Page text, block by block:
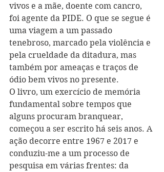
vivos e a mãe, doente com cancro,
foi agente da PIDE. O que se segue é
uma viagem a um passado
tenebroso, marcado pela violência e
pela crueldade da ditadura, mas
também por ameaças e traços de
ódio bem vivos no presente.
O livro, um exercício de memória
fundamental sobre tempos que
alguns procuram branquear,
começou a ser escrito há seis anos. A
ação decorre entre 1967 e 2017 e
conduziu-me a um processo de
pesquisa em várias frentes: da